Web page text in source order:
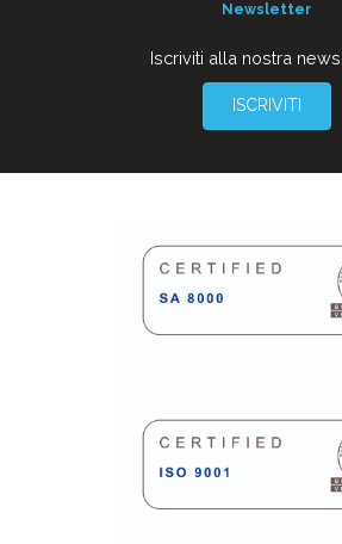
Newsletter
Iscriviti alla nostra
ISCRIVITI